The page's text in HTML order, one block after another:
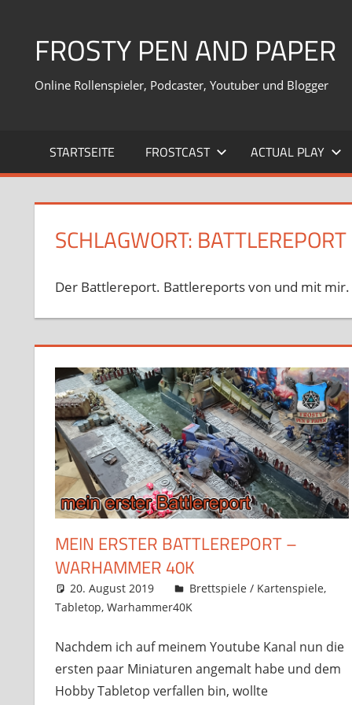
springenFROSTY PEN AND PAPER
Online Rollenspieler, Podcaster, Youtuber und Blogger
STARTSEITE FROSTCAST ACTUAL PLAY
SCHLAGWORT: BATTLEREPORT
Der Battlereport. Battlereports von und mit
MEIN ERSTER BATTLEREPORT –
WARHAMMER 40K
20. August 2019 Frosty
Brettspiele / Kartenspiele,
Tabletop, Warhammer40K
Nachdem ich auf meinem Youtube Kanal nun die
ersten paar Miniaturen angemalt habe und dem
Hobby Tabletop verfallen bin, wollte